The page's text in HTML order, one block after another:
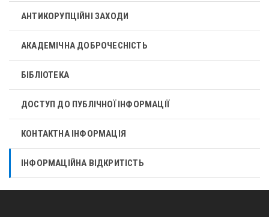
АНТИКОРУПЦІЙНІ ЗАХОДИ
АКАДЕМІЧНА ДОБРОЧЕСНІСТЬ
БІБЛІОТЕКА
ДОСТУП ДО ПУБЛІЧНОЇ ІНФОРМАЦІЇ
КОНТАКТНА ІНФОРМАЦІЯ
ІНФОРМАЦІЙНА ВІДКРИТІСТЬ